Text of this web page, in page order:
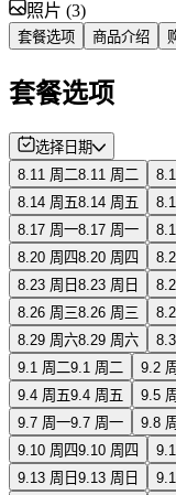
照片 (3)
套餐选项 商品介绍
套餐选项
选择日期
8.11 周二8.11 周二
8.14 周五8.14 周五
8.17 周一8.17 周一
8.20 周四8.20 周四
8.23 周日 8.23 周日
8.26 周三8.26 周三
8.29 周六8.29 周六
9.1 周二9.1 周二 9.2
9.4 周五9.4 周五 9.5
9.7 周一9.7 周一 9.8
9.10 周四9.10 周四
9.13 周日 9.13 周日